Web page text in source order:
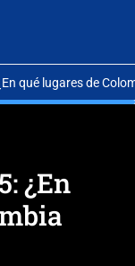
qué lugares de
¿En